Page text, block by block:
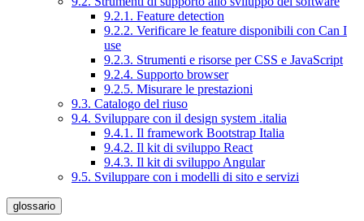
9.2.1. Feature detection
9.2.2. Verificare le feature disponibili con Can I
use
9.2.3. Strumenti e risorse per CSS e JavaScript
9.2.4. Supporto browser
9.2.5. Misurare le prestazioni
9.3. Catalogo del riuso
9.4. Sviluppare con il design system .italia
9.4.1. Il framework Bootstrap Italia
9.4.2. Il kit di sviluppo React
9.4.3. Il kit di sviluppo Angular
9.5. Sviluppare con i modelli di sito e servizi
glossario